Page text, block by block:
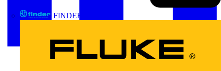
FINDER